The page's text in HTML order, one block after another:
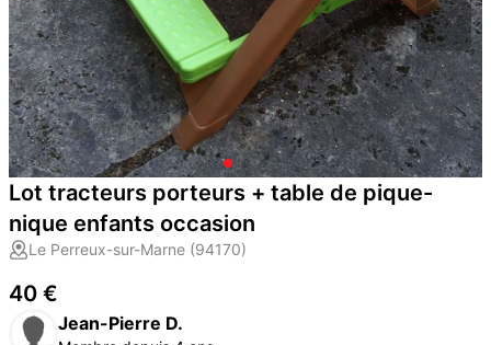
Lot tracteurs porteurs + table de pique-
nique enfants occasion
Le Perreux-sur-Marne (94170)
40 €
Jean-Pierre D.